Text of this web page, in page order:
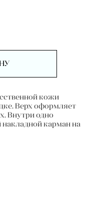
кожи
Верх оформляет
Внутри одно
карман на